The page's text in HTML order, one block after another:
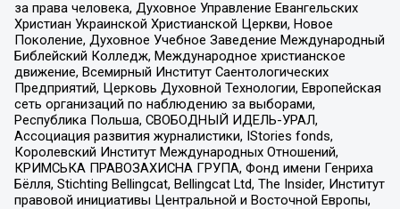
за права человека, Духовное Управление Евангельских
Христиан Украинской Христианской Церкви, Новое
Поколение, Духовное Учебное Заведение Международный
Библейский Колледж, Международное христианское
движение, Всемирный Институт Саентологических
Предприятий, Церковь Духовной Технологии, Европейская
сеть организаций по наблюдению за выборами,
Республика Польша, СВОБОДНЫЙ ИДЕЛЬ-УРАЛ,
Ассоциация развития журналистики, IStories fonds,
Королевский Институт Международных Отношений,
КРИМСЬКА ПРАВОЗАХИСНА ГРУПА, Фонд имени Генриха
Бёлля, Stichting Bellingcat, Bellingcat Ltd, The Insider, Институт
правовой инициативы Центральной и Восточной Европы,